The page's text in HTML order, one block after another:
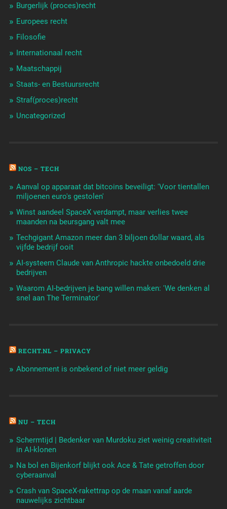
Burgerlijk (proces)recht
Europees recht
Filosofie
Internationaal recht
Maatschappij
Staats- en Bestuursrecht
Straf(proces)recht
Uncategorized
NOS – TECH
Aanval op apparaat dat bitcoins beveiligt: 'Voor tientallen
miljoenen euro's gestolen'
Winst aandeel SpaceX verdampt, maar verlies twee
maanden na beursgang valt mee
Techgigant Amazon meer dan 3 biljoen dollar waard, als
vijfde bedrijf ooit
AI-systeem Claude van Anthropic hackte onbedoeld drie
bedrijven
Waarom AI-bedrijven je bang willen maken: 'We denken al
snel aan The Terminator'
RECHT.NL – PRIVACY
Abonnement is onbekend of niet meer geldig
NU – TECH
Schermtijd | Bedenker van Murdoku ziet weinig creativiteit
in AI-klonen
Na bol en Bijenkorf blijkt ook Ace & Tate getroffen door
cyberaanval
Crash van SpaceX-rakettrap op de maan vanaf aarde
nauwelijks zichtbaar